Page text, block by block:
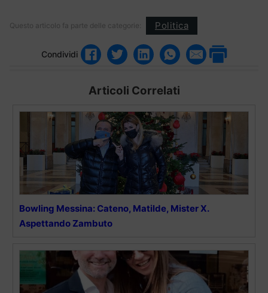
Questo articolo fa parte delle categorie: Politica
Condividi
Articoli Correlati
Bowling Messina: Cateno, Matilde, Mister X.
Aspettando Zambuto